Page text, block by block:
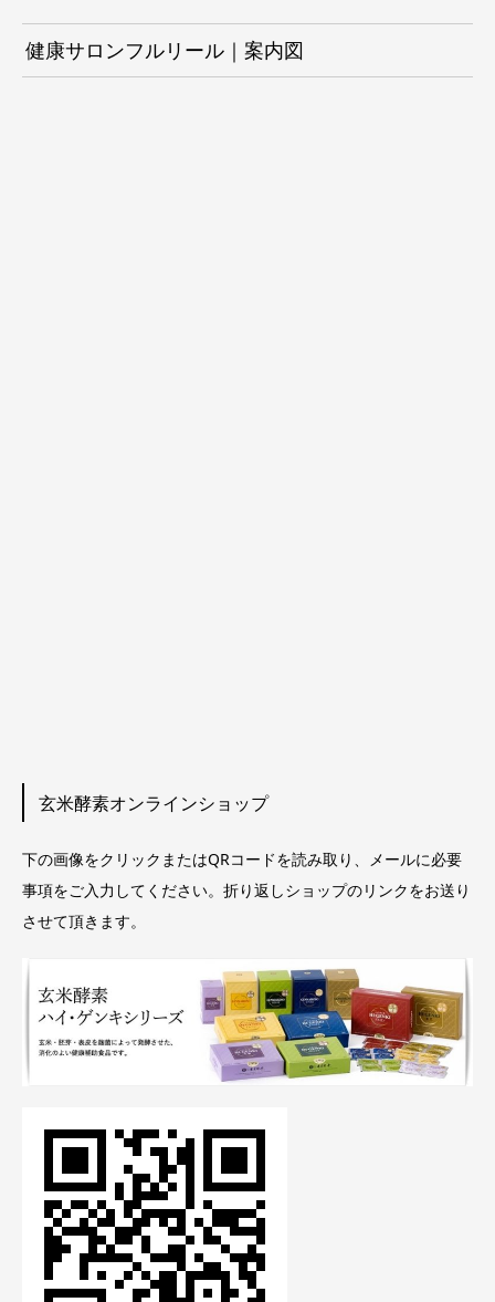
健康サロンフルリール｜案内図
玄米酵素オンラインショップ
下の画像をクリックまたはQRコードを読み取り、メールに必要
事項をご入力してください。折り返しショップのリンクをお送り
させて頂きます。